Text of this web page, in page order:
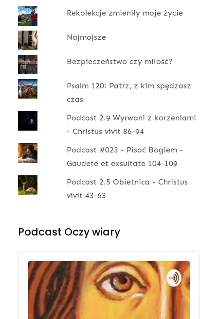
Rekolekcje zmieniły moje życie
Najmojsze
Bezpieczeństwo czy miłość?
Psalm 120: Patrz, z kim spędzasz
czas
Podcast 2.9 Wyrwani z korzeniami
- Christus vivit 86-94
Podcast #023 - Pisać Bogiem -
Gaudete et exsultate 104-109
Podcast 2.5 Obietnica - Christus
vivit 43-63
Podcast Oczy wiary
Audio
Player